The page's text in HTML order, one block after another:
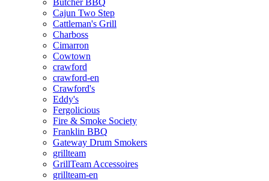
Butcher BBQ
Cajun Two Step
Cattleman's Grill
Charboss
Cimarron
Cowtown
crawford
crawford-en
Crawford's
Eddy's
Fergolicious
Fire & Smoke Society
Franklin BBQ
Gateway Drum Smokers
grillteam
GrillTeam Accessoires
grillteam-en